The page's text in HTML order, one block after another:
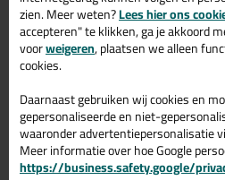
Hoe vul ik de kier tussen de
Gerelateerde
zien. Meer weten?Lees hier ons
accepteren" te klikken, ga je akkoord
voorweigeren, plaatsen we alleen
cookies.
Daarnaast gebruiken wij cookies en
gepersonaliseerde en niet-
waaronder advertentiepersonalisatie
Meer informatie over hoe Google
https://business.safety.google/